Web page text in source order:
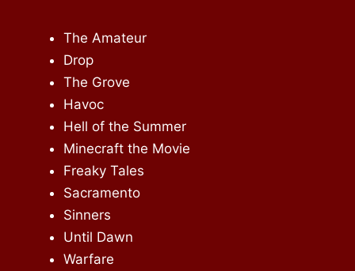
The Amateur
Drop
The Grove
Havoc
Hell of the Summer
Minecraft the Movie
Freaky Tales
Sacramento
Sinners
Until Dawn
Warfare